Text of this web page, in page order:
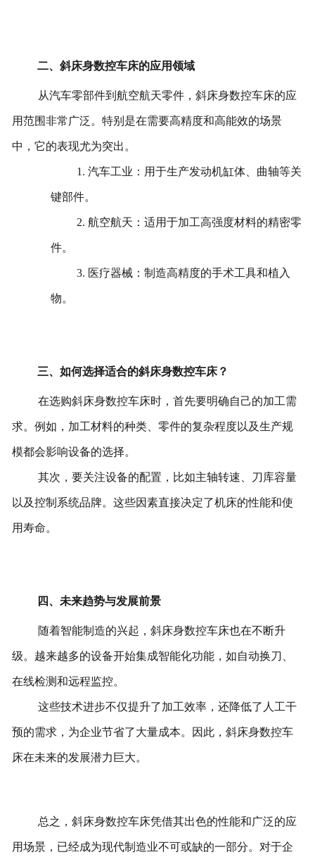
二、斜床身数控车床的应用领域
从汽车零部件到航空航天零件，斜床身数控车床的应
用范围非常广泛。特别是在需要高精度和高能效的场景
中，它的表现尤为突出。
1. 汽车工业：用于生产发动机缸体、曲轴等关
键部件。
2. 航空航天：适用于加工高强度材料的精密零
件。
3. 医疗器械：制造高精度的手术工具和植入
物。
三、如何选择适合的斜床身数控车床？
在选购斜床身数控车床时，首先要明确自己的加工需
求。例如，加工材料的种类、零件的复杂程度以及生产规
模都会影响设备的选择。
其次，要关注设备的配置，比如主轴转速、刀库容量
以及控制系统品牌。这些因素直接决定了机床的性能和使
用寿命。
四、未来趋势与发展前景
随着智能制造的兴起，斜床身数控车床也在不断升
级。越来越多的设备开始集成智能化功能，如自动换刀、
在线检测和远程监控。
这些技术进步不仅提升了加工效率，还降低了人工干
预的需求，为企业节省了大量成本。因此，斜床身数控车
床在未来的发展潜力巨大。
总之，斜床身数控车床凭借其出色的性能和广泛的应
用场景，已经成为现代制造业不可或缺的一部分。对于企